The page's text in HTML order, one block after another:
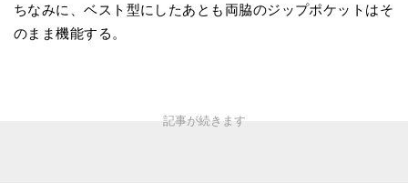
ちなみに、ベスト型にしたあとも両脇のジップポケットはそ
のまま機能する。